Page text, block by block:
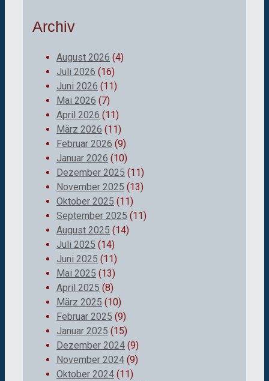
Archiv
August 2026 (4)
Juli 2026 (16)
Juni 2026 (11)
Mai 2026 (7)
April 2026 (11)
März 2026 (11)
Februar 2026 (9)
Januar 2026 (10)
Dezember 2025 (11)
November 2025 (13)
Oktober 2025 (11)
September 2025 (11)
August 2025 (14)
Juli 2025 (14)
Juni 2025 (11)
Mai 2025 (13)
April 2025 (8)
März 2025 (10)
Februar 2025 (9)
Januar 2025 (15)
Dezember 2024 (9)
November 2024 (9)
Oktober 2024 (11)